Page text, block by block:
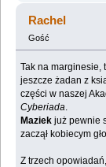
Rachel
Gość
Tak na marginesie,
jeszcze żadan z
części w naszej
Cyberiada
Maziek już pewnie
zaczął kobiecym
Z trzech